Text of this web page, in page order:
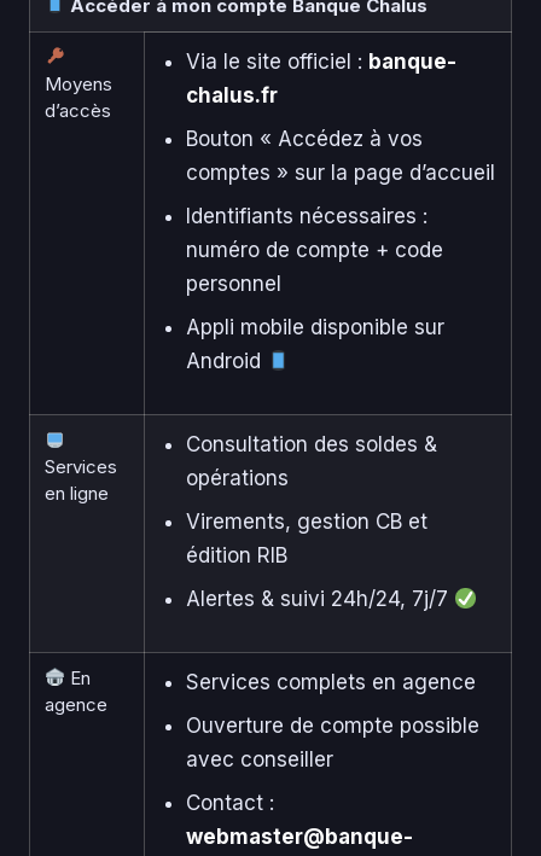
Accéder à mon compte Banque Chalus
Moyens
d’accès
Via le site officiel : banque-
chalus.fr
Bouton « Accédez à vos
comptes » sur la page d’accueil
Identifiants nécessaires :
numéro de compte + code
personnel
Appli mobile disponible sur
Android
Services
en ligne
Consultation des soldes &
opérations
Virements, gestion CB et
édition RIB
Alertes & suivi 24h/24, 7j/7
En
agence
Services complets en agence
Ouverture de compte possible
avec conseiller
Contact :
webmaster@banque-